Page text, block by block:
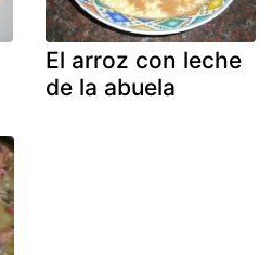
El arroz con leche
de la abuela